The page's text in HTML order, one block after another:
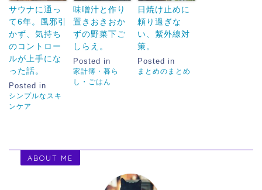
サウナに通っ
て6年。風邪引
かず、気持ち
のコントロー
ルが上手にな
った話。
Posted in
シンプルなスキ
ンケア
味噌汁と作り
置きおきおか
ずの野菜下ご
しらえ。
Posted in
家計簿・暮ら
し・ごはん
日焼け止めに
頼り過ぎな
い、紫外線対
策。
Posted in
まとめのまとめ
ABOUT ME